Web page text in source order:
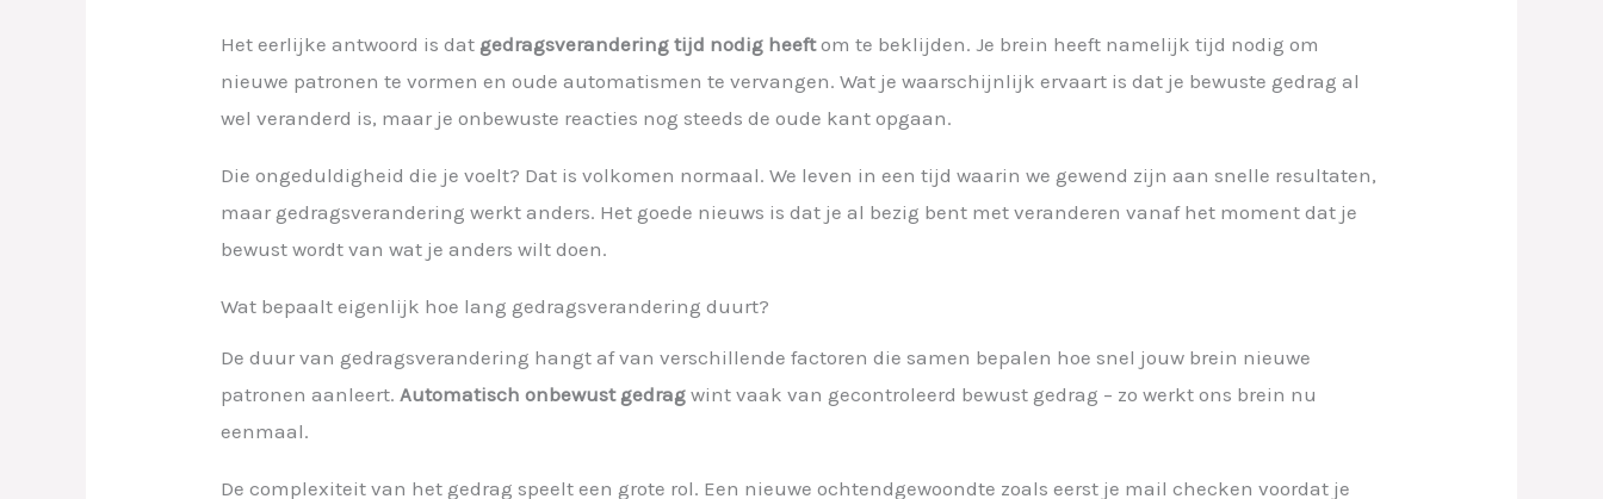
Het eerlijke antwoord is dat gedragsverandering tijd nodig heeftom te beklijden. Je brein heeft namelijk tijd nodig om
nieuwe patronen te vormen en oude automatismen te vervangen. Wat je waarschijnlijk ervaart is dat je bewuste gedrag al
wel veranderd is, maar je onbewuste reacties nog steeds de oude kant opgaan.
Die ongeduldigheid die je voelt? Dat is volkomen normaal. We leven in een tijd waarin we gewend zijn aan snelle resultaten,
maar gedragsverandering werkt anders. Het goede nieuws is dat je al bezig bent met veranderen vanaf het moment dat je
bewust wordt van wat je anders wilt doen.
Wat bepaalt eigenlijk hoe lang gedragsverandering duurt?
De duur van gedragsverandering hangt af van verschillende factoren die samen bepalen hoe snel jouw brein nieuwe
patronen aanleert. Automatisch onbewust gedrag wint vaak van gecontroleerd bewust gedrag – zo werkt ons brein nu
eenmaal.
De complexiteit van het gedrag speelt een grote rol. Een nieuwe ochtendgewoondte zoals eerst je mail checken voordat je